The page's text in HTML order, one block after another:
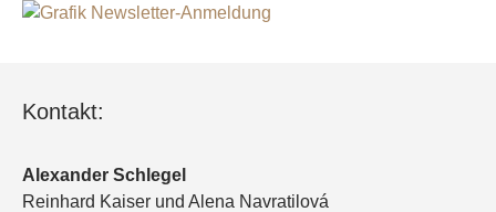
Kontakt:
Alexander Schlegel
Reinhard Kaiser und Alena Navratilová